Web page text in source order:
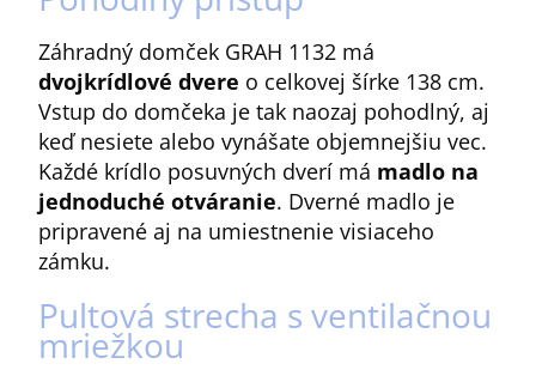
Záhradný domček GRAH 1132 má
dvojkrídlové dvere o celkovej šírke 138 cm.
Vstup do domčeka je tak naozaj pohodlný, aj
keď nesiete alebo vynášate objemnejšiu vec.
Každé krídlo posuvných dverí má madlo na
jednoduché otváranie. Dverné madlo je
pripravené aj na umiestnenie visiaceho
zámku.
Pultová strecha s ventilačnou
mriežkou